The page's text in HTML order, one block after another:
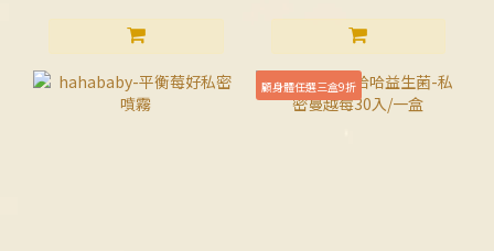
顧身體任選三盒9折